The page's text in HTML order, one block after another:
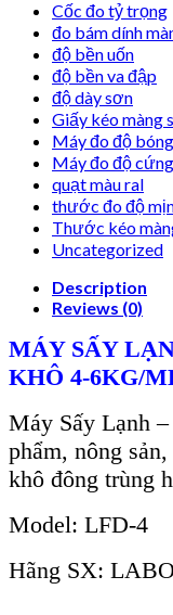
Cốc đo tỷ trọng
đo bám dính
độ bền uốn
độ bền va đập
độ dày sơn
Giấy kéo màng
Máy đo độ bóng
Máy đo độ
quạt màu ral
thước đo độ
Thước kéo
Uncategorized
Description
Reviews (0)
MÁY SẤY
KHÔ 4-6KG/
Máy Sấy Lạnh
phẩm, nông
khô đông trùng
Model: LFD-4
Hãng SX: